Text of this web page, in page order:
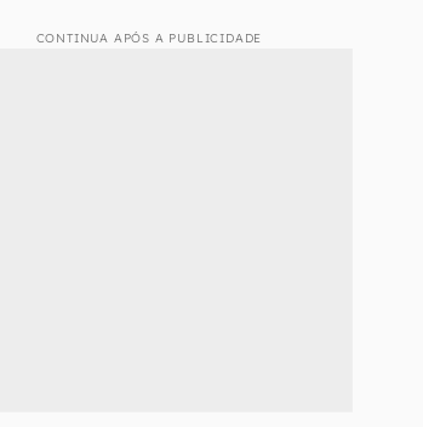
CONTINUA APÓS A PUBLICIDADE